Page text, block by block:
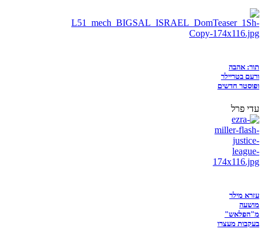
תור: אהבה
ורעם בטריילר
ופוסטר חדשים
עדי פרל
עזרא מילר
מושעה
מ"הפלאש"
בעקבות מעצרו